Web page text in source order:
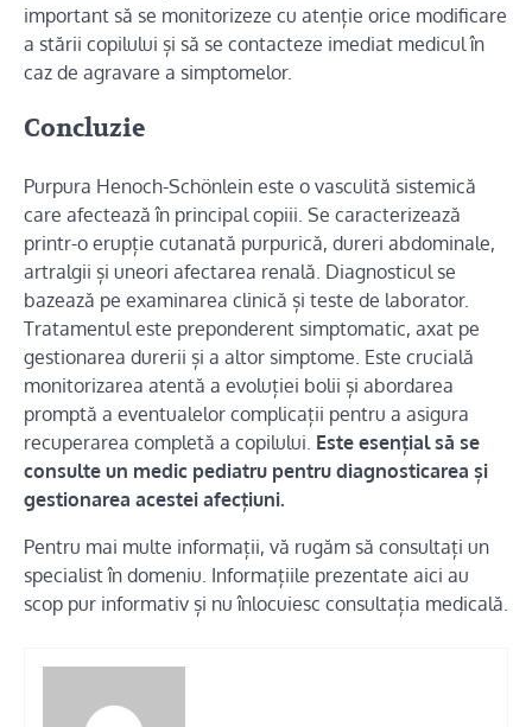
important să se monitorizeze cu atenție orice modificare
a stării copilului și să se contacteze imediat medicul în
caz de agravare a simptomelor.
Concluzie
Purpura Henoch-Schönlein este o vasculită sistemică
care afectează în principal copiii. Se caracterizează
printr-o erupție cutanată purpurică, dureri abdominale,
artralgii și uneori afectarea renală. Diagnosticul se
bazează pe examinarea clinică și teste de laborator.
Tratamentul este preponderent simptomatic, axat pe
gestionarea durerii și a altor simptome. Este crucială
monitorizarea atentă a evoluției bolii și abordarea
promptă a eventualelor complicații pentru a asigura
recuperarea completă a copilului. Este esențial să se
consulte un medic pediatru pentru diagnosticarea și
gestionarea acestei afecțiuni.
Pentru mai multe informații, vă rugăm să consultați un
specialist în domeniu. Informațiile prezentate aici au
scop pur informativ și nu înlocuiesc consultația medicală.